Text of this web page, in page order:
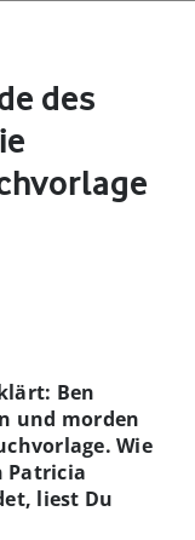
des
Ben
und morden
Wie
Patricia
liest Du